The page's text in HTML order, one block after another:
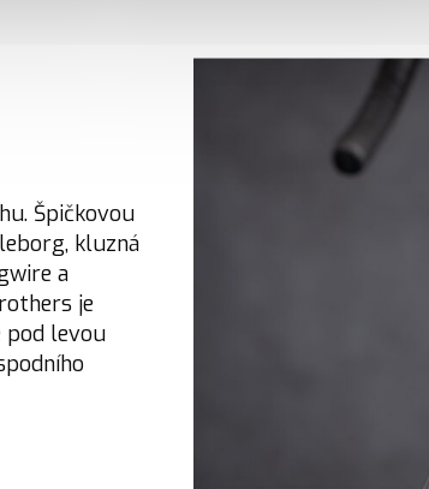
Špičkovou
kluzná
a
je
pod levou